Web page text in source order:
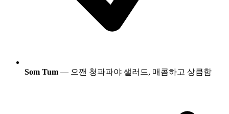
Som Tum — 으깬 청파파야 샐러드, 매콤하고 상큼함